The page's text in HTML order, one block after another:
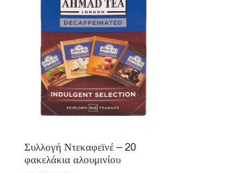
Συλλογή Ντεκαφεϊνέ – 20
φακελάκια αλουμινίου